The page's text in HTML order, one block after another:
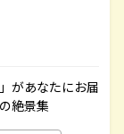
があなたにお届
絶景集